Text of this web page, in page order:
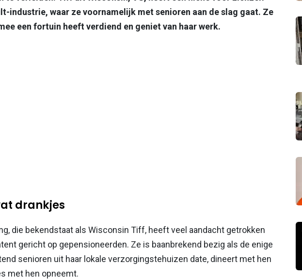
industrie, waar ze voornamelijk met senioren aan de slag gaat. Ze
een fortuin heeft verdiend en geniet van haar werk.
drankjes
die bekendstaat als Wisconsin Tiff, heeft veel aandacht getrokken
gericht op gepensioneerden. Ze is baanbrekend bezig als de enige
senioren uit haar lokale verzorgingstehuizen date, dineert met hen
met hen opneemt.